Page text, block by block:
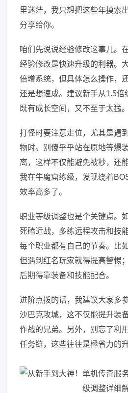
里迷茫，我只想把这些年摸索
分享给你。
咱们先说说经验修改这事儿。
经验修改是快速升级的利器。
倍增系统，但具体怎么操作，
还是想速成。建议新手从1.5倍
既有成长空间，又不至于太猛。
打怪时要注意走位，尤其是遇
物时。别傻乎乎站在原地等爆
离，这样不仅能避免被秒，还
我在牛魔窟练级，发现绕着
效率高多了。
职业等级调整也是个关键点。
死磕近战，多练远程攻击和技
每个职业都有自己的节奏。比
但遇到红名玩家就得提高警惕
后期得靠装备和技能配合。
进阶点拨的话，我建议大家多
沙巴克攻城，这不仅能提升装
作战的兄弟。另外，别忘了利
任务链，这些往往是極省力的